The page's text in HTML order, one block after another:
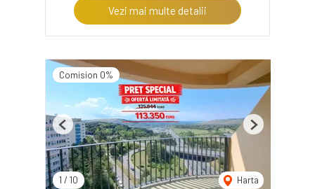
Vezi mai multe detalii
Comision 0%
1 / 10 Harta
Previous Next